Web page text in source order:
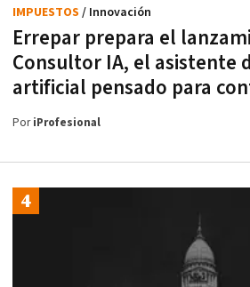
Errepar prepara el
Consultor IA, el asistente
artificial pensado para
IMPUESTOS / Innovación
PoriProfesional